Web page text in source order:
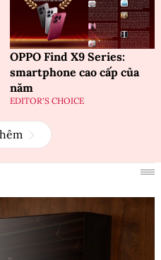
OPPO Find X9 Series:
smartphone cao cấp của
năm
EDITOR'S CHOICE